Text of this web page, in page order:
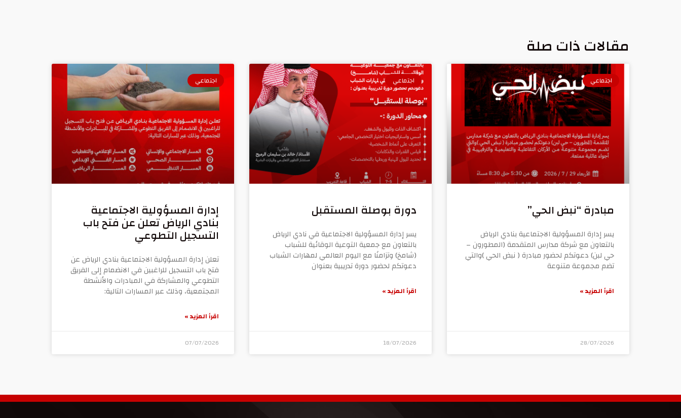
مقالات ذات صلة
اجتماعي
مبادرة “نبض الحي”
يسر إدارة المسؤولية الاجتماعية بنادي الرياض
بالتعاون مع شركة مدارس المتقدمة (المطورون –
حي لبن) دعوتكم لحضور مبادرة ( نبض الحي )والتي
تضم مجموعة متنوعة
اقرأ المزيد »
28/07/2026
اجتماعي
دورة بوصلة المستقبل
يسر إدارة المسؤولية الاجتماعية في نادي الرياض
بالتعاون مع جمعية التوعية الوقائية للشباب
(شامخ) وتزامنًا مع اليوم العالمي لمهارات الشباب
دعوتكم لحضور دورة تدريبية بعنوان
اقرأ المزيد »
18/07/2026
اجتماعي
إدارة المسؤولية الاجتماعية
بنادي الرياض تعلن عن فتح باب
التسجيل التطوعي
تعلن إدارة المسؤولية الاجتماعية بنادي الرياض عن
فتح باب التسجيل للراغبين في الانضمام إلى الفريق
التطوعي والمشاركة في المبادرات والأنشطة
المجتمعية، وذلك عبر المسارات التالية:
اقرأ المزيد »
07/07/2026